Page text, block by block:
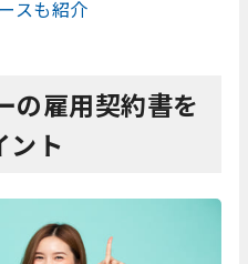
スも紹介
の雇用契約書を
ント